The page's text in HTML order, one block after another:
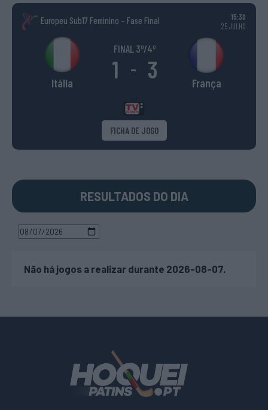
Europeu Sub17 Feminino – Fase Final
15:30
25 JULHO
Itália
FINAL 3º/4º
1 - 3 França
FICHA DE JOGO
RESULTADOS DO DIA
Não há jogos a realizar durante 2026-08-07.